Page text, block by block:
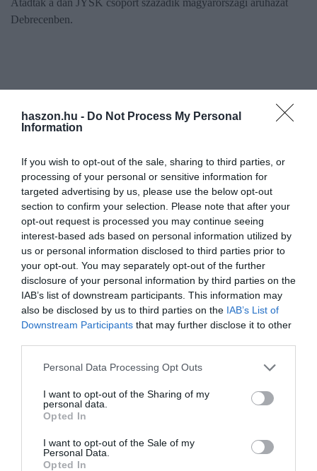
haszon.hu - Do Not Process My Personal
Information
If you wish to opt-out of the sale, sharing to third parties, or
processing of your personal or sensitive information for
targeted advertising by us, please use the below opt-out
section to confirm your selection. Please note that after your
opt-out request is processed you may continue seeing
interest-based ads based on personal information utilized by
us or personal information disclosed to third parties prior to
your opt-out. You may separately opt-out of the further
disclosure of your personal information by third parties on the
IAB’s list of downstream participants. This information may
also be disclosed by us to third parties on the IAB’s List of
Downstream Participants that may further disclose it to other
Please note that this website/app uses one or more Google
not limited to your visit or usage behaviour. You may click to
grant or deny consent to Google and its third-party tags to
use your data for below specified purposes in below Google
consent section.
Personal Data Processing Opt Outs
I want to opt-out of the Sharing of my
personal data.
Opted In
I want to opt-out of the Sale of my
Personal Data.
Opted In
Átadták a dán JYSK csoport századik magyarországi áruházát
Debrecenben.
Házam skandináv stílusban: Praktikus útmutató